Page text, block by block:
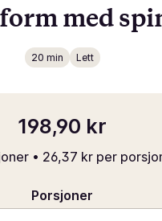
med
20 min Lett
198,90 kr
• 26,37 kr per
Porsjoner